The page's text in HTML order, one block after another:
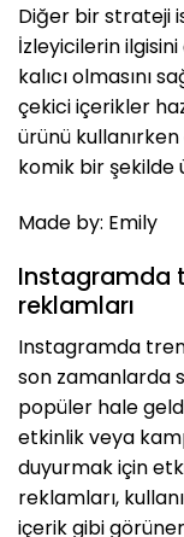
Diğer bir strateji
İzleyicilerin
kalıcı olmasını
çekici içerikler
ürünü
komik bir şekilde
Made by: Emily
Instagramda
reklamları
Instagramda
son zamanlarda
popüler hale
etkinlik veya
duyurmak için
reklamları,
içerik gibi